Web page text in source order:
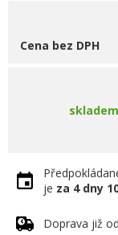
Cena bez DPH
skladem
je za 4 dny
Doprava již od